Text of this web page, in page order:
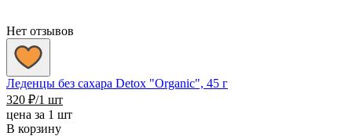
Нет отзывов
Леденцы без сахара Detox "Organic", 45 г
320 ₽/1 шт
цена за 1 шт
В корзину